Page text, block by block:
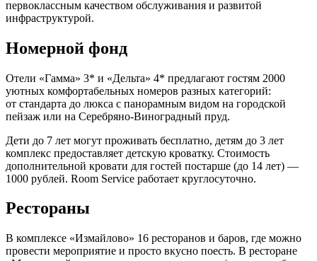
первоклассным качеством обслуживания и развитой
инфраструктурой.
Номерной фонд
Отели «Гамма» 3* и «Дельта» 4* предлагают гостям 2000
уютных комфортабельных номеров разных категорий:
от стандарта до люкса с панорамным видом на городской
пейзаж или на Серебряно-Виноградный пруд.
Дети до 7 лет могут проживать бесплатно, детям до 3 лет
комплекс предоставляет детскую кроватку. Стоимость
дополнительной кровати для гостей постарше (до 14 лет) —
1000 рублей. Room Service работает круглосуточно.
Рестораны
В комплексе «Измайлово» 16 ресторанов и баров, где можно
провести мероприятие и просто вкусно поесть. В ресторане